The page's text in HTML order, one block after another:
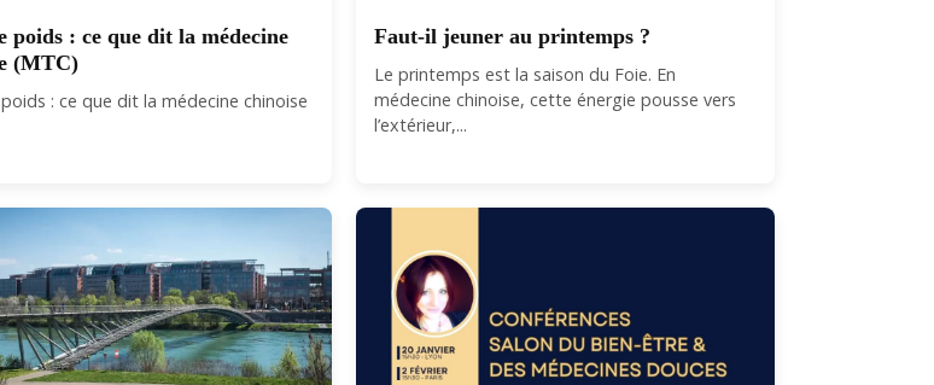
poids : ce que dit la médecine
(MTC)
: ce que dit la médecine chinoise
Faut-il jeuner au printemps ?
Le printemps est la saison du Foie. En
médecine chinoise, cette énergie pousse vers
l’extérieur,...